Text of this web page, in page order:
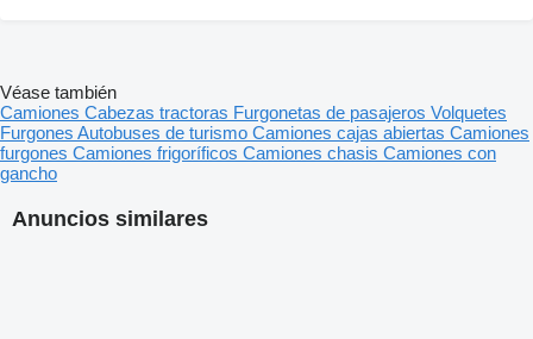
Anuncios similares
Véase también
Camiones Cabezas tractoras Furgonetas de pasajeros Volquetes
Furgones Autobuses de turismo Camiones cajas abiertas Camiones
furgones Camiones frigoríficos Camiones chasis Camiones con
gancho